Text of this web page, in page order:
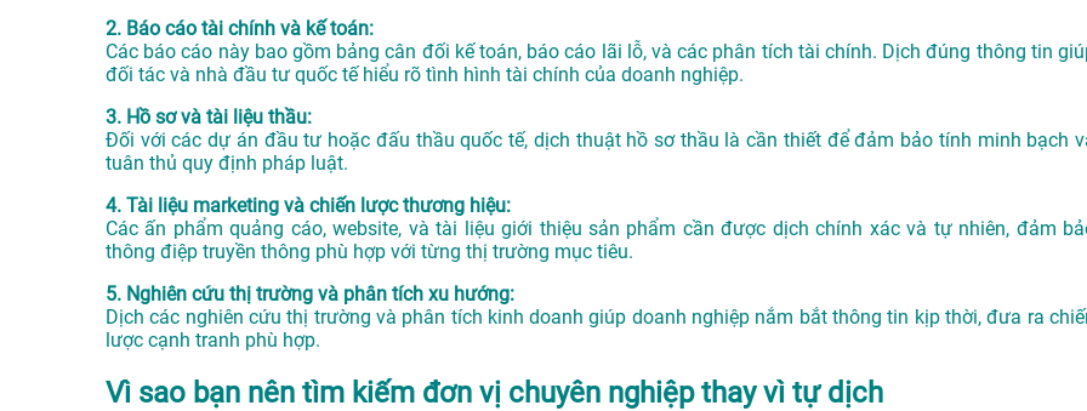
2. Báo cáo tài chính và kế toán:
Các báo cáo này bao gồm bảng cân đối kế toán, báo cáo lãi lỗ, và các phân tích tài chính. Dịch đúng thông tin
đối tác và nhà đầu tư quốc tế hiểu rõ tình hình tài chính của doanh nghiệp.
3. Hồ sơ và tài liệu thầu:
Đối với các dự án đầu tư hoặc đấu thầu quốc tế, dịch thuật hồ sơ thầu là cần thiết để đảm bảo tính minh bạch
tuân thủ quy định pháp luật.
4. Tài liệu marketing và chiến lược thương hiệu:
Các ấn phẩm quảng cáo, website, và tài liệu giới thiệu sản phẩm cần được dịch chính xác và tự nhiên, đảm
thông điệp truyền thông phù hợp với từng thị trường mục tiêu.
5. Nghiên cứu thị trường và phân tích xu hướng:
Dịch các nghiên cứu thị trường và phân tích kinh doanh giúp doanh nghiệp nắm bắt thông tin kịp thời, đưa ra
lược cạnh tranh phù hợp.
Vì sao bạn nên tìm kiếm đơn vị chuyên nghiệp thay vì tự dịch